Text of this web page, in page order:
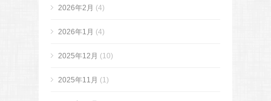
2026年2月 (4)
2026年1月 (4)
2025年12月 (10)
2025年11月 (1)